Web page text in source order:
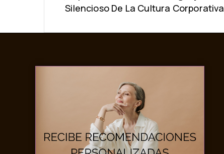
Silencioso De La Cultura Corporativa